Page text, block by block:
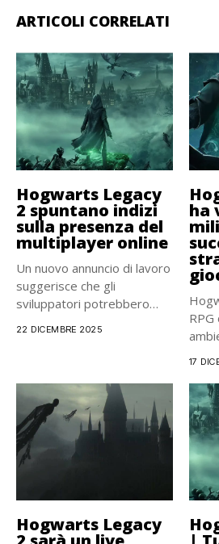
ARTICOLI CORRELATI
Hogwarts Legacy
2 spuntano indizi
sulla presenza del
multiplayer online
Un nuovo annuncio di lavoro
suggerisce che gli
sviluppatori potrebbero
22 DICEMBRE 2025
ha
17
Hogwarts Legacy